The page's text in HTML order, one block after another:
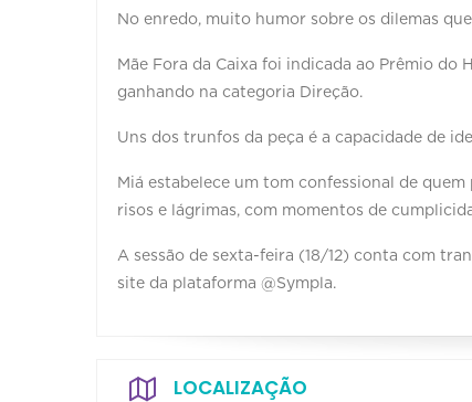
No enredo, muito humor sobre os dilemas
Mãe Fora da Caixa foi indicada ao Prêmio do
ganhando na categoria Direção.
Uns dos trunfos da peça é a capacidade de
Miá estabelece um tom confessional de
risos e lágrimas, com momentos de
A sessão de sexta-feira (18/12) conta com
site da plataforma @Sympla.
LOCALIZAÇÃO